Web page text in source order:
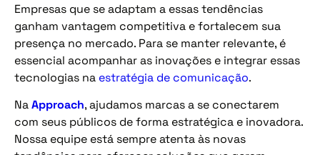
Empresas que se adaptam a essas tendências
ganham vantagem competitiva e fortalecem sua
presença no mercado. Para se manter relevante, é
essencial acompanhar as inovações e integrar essas
tecnologias na estratégia de comunicação.
NaApproach, ajudamos marcas a se conectarem
com seus públicos de forma estratégica e inovadora.
Nossa equipe está sempre atenta às novas